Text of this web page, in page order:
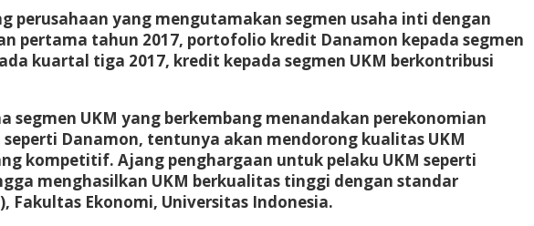
perusahaan yang mengutamakan segmen usaha inti dengan
pertama tahun 2017, portofolio kredit Danamon kepada segmen
kuartal tiga 2017, kredit kepada segmen UKM berkontribusi
UKM yang berkembang menandakan perekonomian
Danamon, tentunya akan mendorong kualitas UKM
kompetitif. Ajang penghargaan untuk pelaku UKM seperti
menghasilkan UKM berkualitas tinggi dengan standar
Fakultas Ekonomi, Universitas Indonesia.